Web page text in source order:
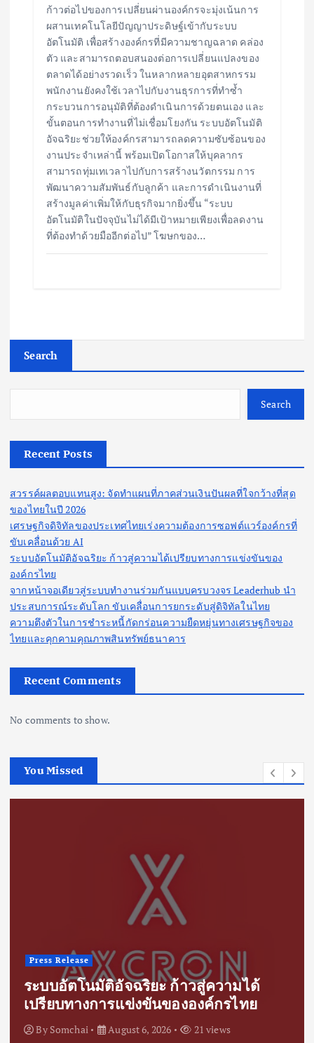
ก้าวต่อไปของการเปลี่ยนผ่านองค์กรจะมุ่งเน้นการ
ผสานเทคโนโลยีปัญญาประดิษฐ์เข้ากับระบบ
อัตโนมัติ เพื่อสร้างองค์กรที่มีความชาญฉลาด คล่อง
ตัว และสามารถตอบสนองต่อการเปลี่ยนแปลงของ
ตลาดได้อย่างรวดเร็ว ในหลากหลายอุตสาหกรรม
พนักงานยังคงใช้เวลาไปกับงานธุรการที่ทำซ้ำ
กระบวนการอนุมัติที่ต้องดำเนินการด้วยตนเอง และ
ขั้นตอนการทำงานที่ไม่เชื่อมโยงกัน ระบบอัตโนมัติ
อัจฉริยะช่วยให้องค์กรสามารถลดความซับซ้อนของ
งานประจำเหล่านี้ พร้อมเปิดโอกาสให้บุคลากร
สามารถทุ่มเทเวลาไปกับการสร้างนวัตกรรม การ
พัฒนาความสัมพันธ์กับลูกค้า และการดำเนินงานที่
สร้างมูลค่าเพิ่มให้กับธุรกิจมากยิ่งขึ้น “ระบบ
อัตโนมัติในปัจจุบันไม่ได้มีเป้าหมายเพียงเพื่อลดงาน
ที่ต้องทำด้วยมืออีกต่อไป” โฆษกของ…
Search
Search
Recent Posts
สวรรค์ผลตอบแทนสูง: จัดทำแผนที่ภาคส่วนเงินปันผลที่ใจกว้างที่สุด
ของไทยในปี 2026
เศรษฐกิจดิจิทัลของประเทศไทยเร่งความต้องการซอฟต์แวร์องค์กรที่
ขับเคลื่อนด้วย AI
ระบบอัตโนมัติอัจฉริยะ ก้าวสู่ความได้เปรียบทางการแข่งขันของ
องค์กรไทย
จากหน้าจอเดียวสู่ระบบทำงานร่วมกันแบบครบวงจร Leaderhub นำ
ประสบการณ์ระดับโลก ขับเคลื่อนการยกระดับสู่ดิจิทัลในไทย
ความตึงตัวในการชำระหนี้กัดกร่อนความยืดหยุ่นทางเศรษฐกิจของ
ไทยและคุกคามคุณภาพสินทรัพย์ธนาคาร
Recent Comments
No comments to show.
You Missed
Press Release
ระบบอัตโนมัติอัจฉริยะ ก้าวสู่ความได้
เปรียบทางการแข่งขันขององค์กรไทย
By Somchai August 6, 2026 21 views